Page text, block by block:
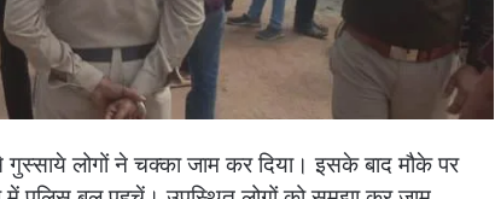
लोगों ने चक्का जाम कर दिया। इसके बाद मौके पर